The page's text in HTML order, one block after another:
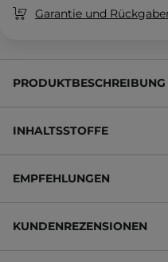
Garantie und
PRODUKTBESCHREIBUNG
INHALTSSTOFFE
EMPFEHLUNGEN
KUNDENREZENSIONEN